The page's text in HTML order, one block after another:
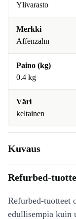
Ylivarasto
Merkki
Affenzahn
Paino (kg)
0.4 kg
Väri
keltainen
Kuvaus
Refurbed-
Refurbed-tuotteet
edullisempia kuin